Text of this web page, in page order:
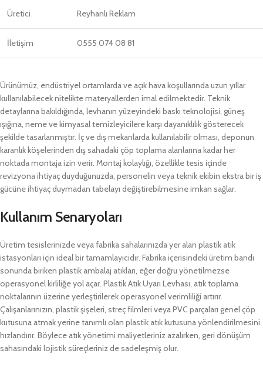
Üretici Reyhanlı Reklam
İletişim 0555 074 08 81
Ürünümüz, endüstriyel ortamlarda ve açık hava koşullarında uzun yıllar
kullanılabilecek nitelikte materyallerden imal edilmektedir. Teknik
detaylarına bakıldığında, levhanın yüzeyindeki baskı teknolojisi, güneş
ışığına, neme ve kimyasal temizleyicilere karşı dayanıklılık gösterecek
şekilde tasarlanmıştır. İç ve dış mekanlarda kullanılabilir olması, deponun
karanlık köşelerinden dış sahadaki çöp toplama alanlarına kadar her
noktada montaja izin verir. Montaj kolaylığı, özellikle tesis içinde
revizyona ihtiyaç duyduğunuzda, personelin veya teknik ekibin ekstra bir iş
gücüne ihtiyaç duymadan tabelayı değiştirebilmesine imkan sağlar.
Kullanım Senaryoları
Üretim tesislerinizde veya fabrika sahalarınızda yer alan plastik atık
istasyonları için ideal bir tamamlayıcıdır. Fabrika içerisindeki üretim bandı
sonunda biriken plastik ambalaj atıkları, eğer doğru yönetilmezse
operasyonel kirliliğe yol açar. Plastik Atık Uyarı Levhası, atık toplama
noktalarının üzerine yerleştirilerek operasyonel verimliliği artırır.
Çalışanlarınızın, plastik şişeleri, streç filmleri veya PVC parçaları genel çöp
kutusuna atmak yerine tanımlı olan plastik atık kutusuna yönlendirilmesini
hızlandırır. Böylece atık yönetimi maliyetleriniz azalırken, geri dönüşüm
sahasındaki lojistik süreçleriniz de sadeleşmiş olur.